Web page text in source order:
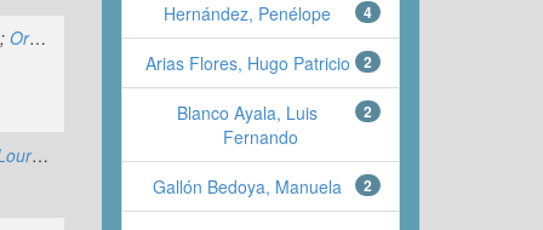
;Orellana Torres, Fernando Andrés ;Giselle González, Ivana
Piñero Martín, María Lourdes Aillón Soria, Virginia;Toro Garrido, Josefina
4
Hernández, Penélope
2
Arias Flores, Hugo Patricio
2
Blanco Ayala, Luis
Fernando
2
Gallón Bedoya, Manuela